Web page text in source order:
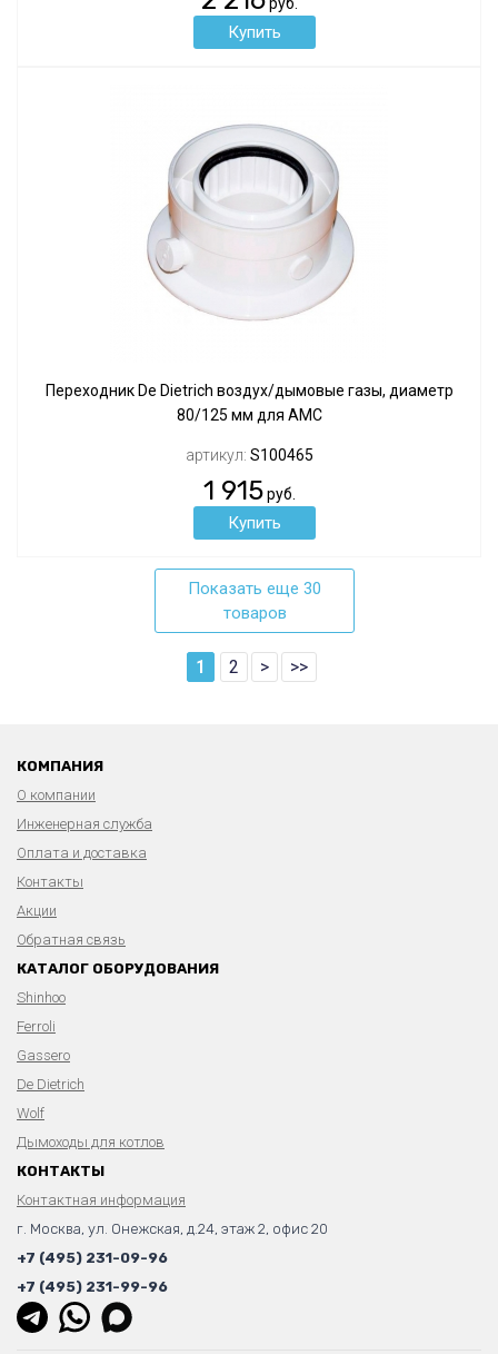
Переходник De Dietrich воздух/дымовые газы, диаметр
80/125 мм для АМС
артикул: S100465
1 915руб.
Показать еще 30
товаров
1 2 > >>
КОМПАНИЯ
О компании
Инженерная служба
Оплата и доставка
Контакты
Акции
Обратная связь
КАТАЛОГ ОБОРУДОВАНИЯ
Shinhoo
Ferroli
Gassero
De Dietrich
Wolf
Дымоходы для котлов
КОНТАКТЫ
Контактная информация
г. Москва, ул. Онежская, д.24, этаж 2, офис 20
+7 (495) 231-09-96
+7 (495) 231-99-96